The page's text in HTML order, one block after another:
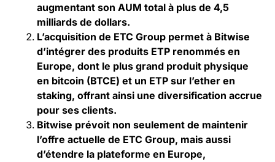
augmentant son AUM total à plus de 4,5
milliards de dollars.
L’acquisition de ETC Group permet à Bitwise
d’intégrer des produits ETP renommés en
Europe, dont le plus grand produit physique
en bitcoin (BTCE) et un ETP sur l’ether en
staking, offrant ainsi une diversification accrue
pour ses clients.
Bitwise prévoit non seulement de maintenir
l’offre actuelle de ETC Group, mais aussi
d’étendre la plateforme en Europe,